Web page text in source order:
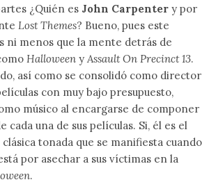
¿Quién es John Carpenter y por
Lost Themes? Bueno, pues este
ni menos que la mente detrás de
Halloween yAssault On Precinct 13.
así como se consolidó como director
con muy bajo presupuesto,
músico al encargarse de componer
cada una de sus películas. Si, él es el
tonada que se manifiesta cuando
por asechar a sus víctimas en la
.